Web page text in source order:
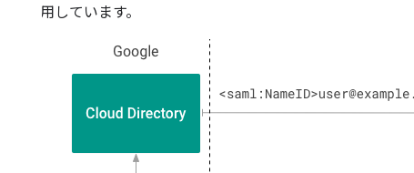
ID を使用しています。